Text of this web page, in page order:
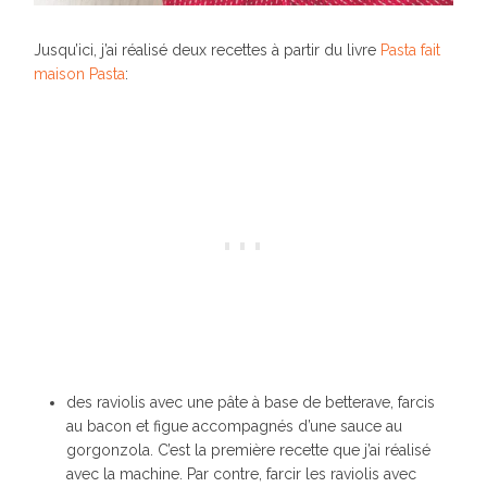
Jusqu’ici, j’ai réalisé deux recettes à partir du livre Pasta fait
maison Pasta:
des raviolis avec une pâte à base de betterave, farcis
au bacon et figue accompagnés d’une sauce au
gorgonzola. C’est la première recette que j’ai réalisé
avec la machine. Par contre, farcir les raviolis avec